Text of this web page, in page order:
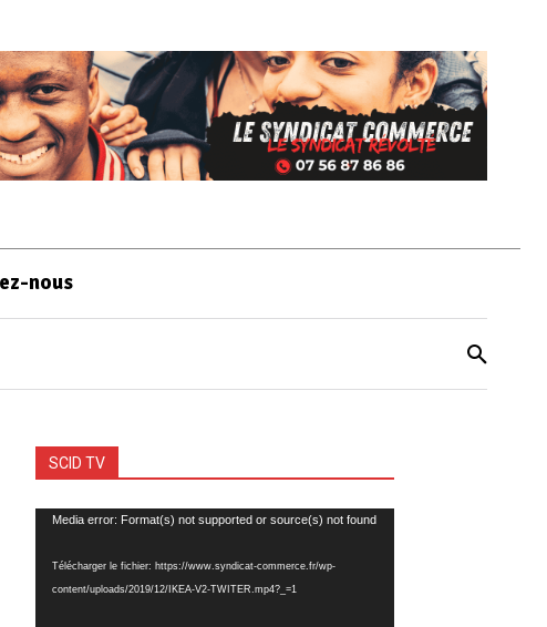
nous
SCID TV
Lecteur
Media error: Format(s) not supported or source(s) not found
Télécharger le fichier: https://www.syndicat-commerce.fr/wp-
content/uploads/2019/12/IKEA-V2-TWITER.mp4?_=1